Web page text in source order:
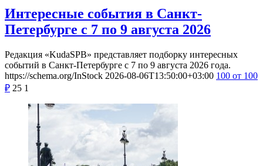
Интересные события в Санкт-
Петербурге с 7 по 9 августа 2026
Редакция «KudaSPB» представляет подборку интересных
событий в Санкт-Петербурге с 7 по 9 августа 2026 года.
https://schema.org/InStock 2026-08-06T13:50:00+03:00 100 от 100
₽ 25 1